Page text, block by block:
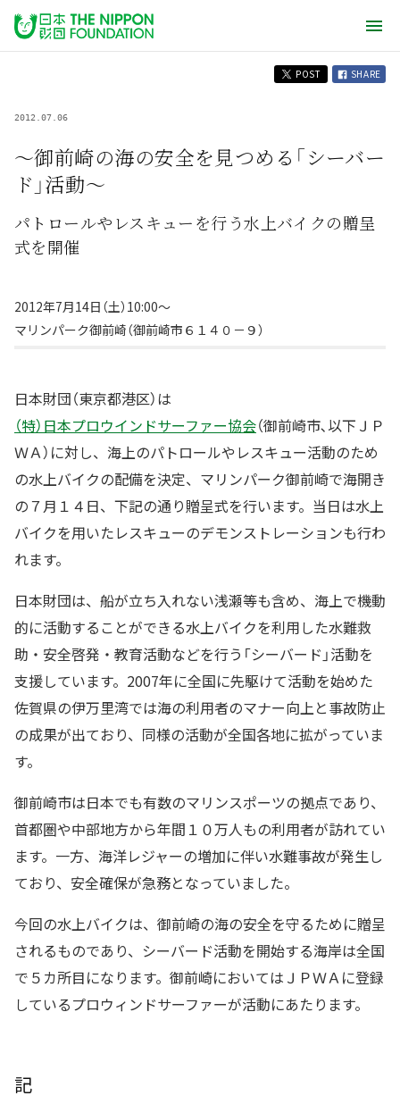
POST SHARE
2012.07.06
〜御前崎の海の安全を見つめる「シーバー
ド」活動〜
パトロールやレスキューを行う水上バイクの贈呈
式を開催
2012年7月14日（土）10:00〜
マリンパーク御前崎（御前崎市６１４０－９）
日本財団（東京都港区）は
（特）日本プロウインドサーファー協会（御前崎市､以下ＪＰ
ＷＡ）に対し、海上のパトロールやレスキュー活動のため
の水上バイクの配備を決定、マリンパーク御前崎で海開き
の７月１４日、下記の通り贈呈式を行います。当日は水上
バイクを用いたレスキューのデモンストレーションも行わ
れます。
日本財団は、船が立ち入れない浅瀬等も含め、海上で機動
的に活動することができる水上バイクを利用した水難救
助・安全啓発・教育活動などを行う「シーバード」活動を
支援しています。2007年に全国に先駆けて活動を始めた
佐賀県の伊万里湾では海の利用者のマナー向上と事故防止
の成果が出ており、同様の活動が全国各地に拡がっていま
す。
御前崎市は日本でも有数のマリンスポーツの拠点であり、
首都圏や中部地方から年間１０万人もの利用者が訪れてい
ます。一方、海洋レジャーの増加に伴い水難事故が発生し
ており、安全確保が急務となっていました。
今回の水上バイクは、御前崎の海の安全を守るために贈呈
されるものであり、シーバード活動を開始する海岸は全国
で５カ所目になります。御前崎においてはＪＰＷＡに登録
しているプロウィンドサーファーが活動にあたります。
記